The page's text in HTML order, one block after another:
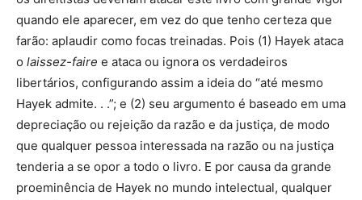
quando ele aparecer, em vez do que tenho certeza que
farão: aplaudir como focas treinadas. Pois (1) Hayek ataca
o laissez-faire e ataca ou ignora os verdadeiros
libertários, configurando assim a ideia do “até mesmo
Hayek admite. . .”; e (2) seu argumento é baseado em uma
depreciação ou rejeição da razão e da justiça, de modo
que qualquer pessoa interessada na razão ou na justiça
tenderia a se opor a todo o livro. E por causa da grande
proeminência de Hayek no mundo intelectual, qualquer